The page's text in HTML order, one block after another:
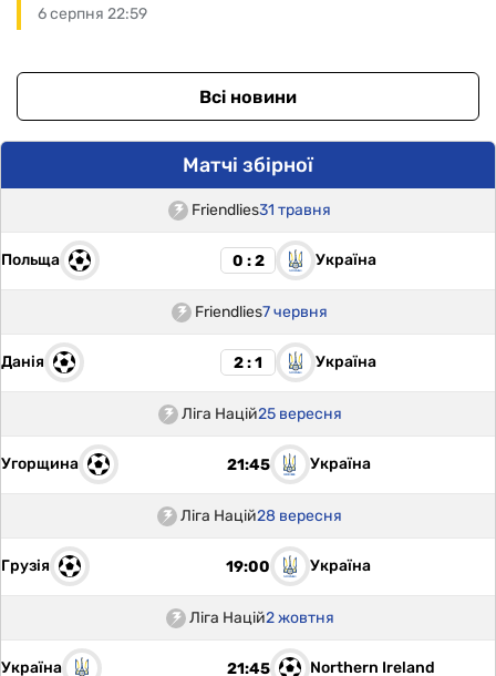
6 серпня 22:59
Всі новини
Матчі збірної
Friendlies31 травня
Польща 0 : 2 Україна
Friendlies7 червня
Данія 2 : 1 Україна
Ліга Націй25 вересня
Угорщина 21:45 Україна
Ліга Націй28 вересня
Грузія 19:00 Україна
Ліга Націй2 жовтня
Україна 21:45 Northern Ireland